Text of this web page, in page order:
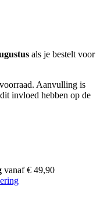
als je bestelt voor
Aanvulling is
invloed hebben op de
vanaf € 49,90